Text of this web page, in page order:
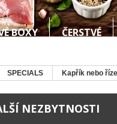
BOXY ČERSTVÉ
SPECIALS Kapřík nebo
NEZBYTNOSTI